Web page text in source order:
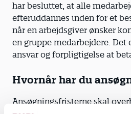
har besluttet, at alle
efteruddannes inden for et
når en arbejdsgiver ønsker
en gruppe medarbejdere. Det
ansvar og forpligtigelse at
Hvornår har du
Ansøgningsfristerne skal